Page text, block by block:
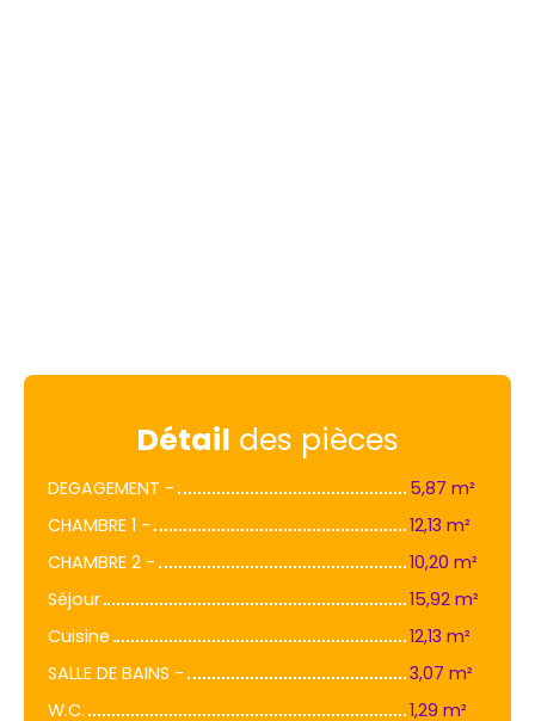
Détail des pièces
DEGAGEMENT -
5,87 m²
CHAMBRE 1 -
12,13 m²
CHAMBRE 2 -
10,20 m²
Séjour
15,92 m²
Cuisine
12,13 m²
SALLE DE BAINS -
3,07 m²
W.C.
1,29 m²